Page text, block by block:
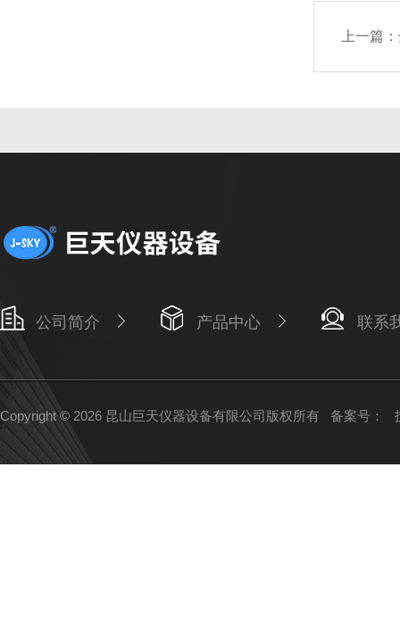
上一篇：
公司简介 产品中心 联系
Copyright © 2026 昆山巨天仪器设备有限公司版权所有 备案号：